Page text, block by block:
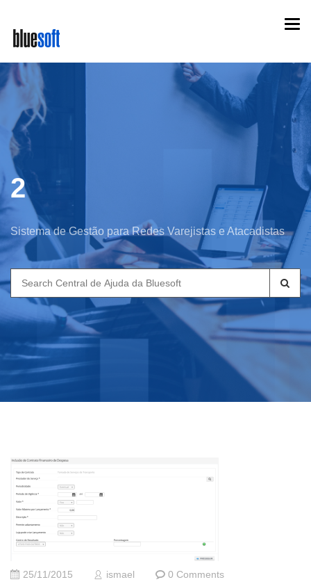
main
content
2
Sistema de Gestão para Redes Varejistas e Atacadistas
Search
for:
25/11/2015 ismael 0 Comments